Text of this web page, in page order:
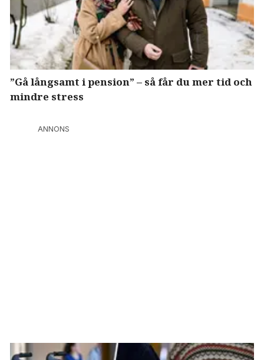
”Gå långsamt i pension” – så får du mer tid och
mindre stress
ANNONS